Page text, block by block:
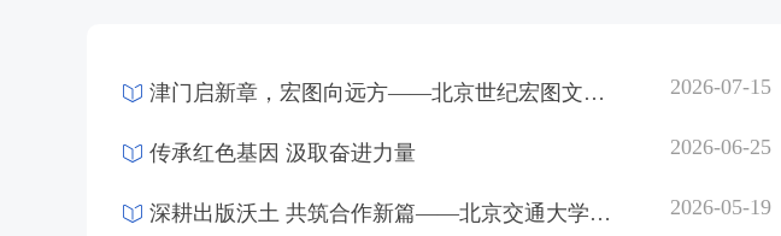
津门启新章，宏图向远方——北京世纪宏图文化传播有限公司天津分公司开业仪式圆满举行 2026-07-15
传承红色基因 汲取奋进力量 2026-06-25
深耕出版沃土 共筑合作新篇——北京交通大学出版社、北京世纪宏图公司出版交流活动圆满举行 2026-05-19